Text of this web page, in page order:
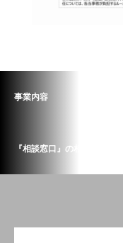
事業内容
『相談窓口』の相談業務